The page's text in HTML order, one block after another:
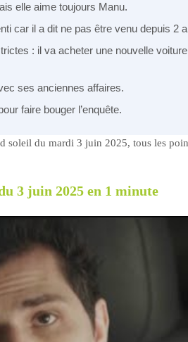
elle aime toujours Manu.
car il a dit ne pas être venu depuis 2
: il va acheter une nouvelle
ses anciennes affaires.
faire bouger l’enquête.
soleil du mardi 3 juin 2025, tous les
3 juin 2025 en 1 minute